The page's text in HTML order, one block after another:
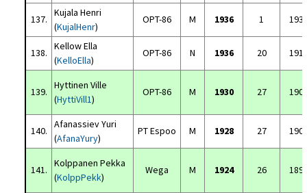
137.
Kujala Henri
(KujalHenr)
OPT-86 M 1936 1
138.
Kellow Ella
(KelloElla)
OPT-86 N 1936 20
139.
Hyttinen Ville
(HyttiVill1)
OPT-86 M 1930 27
140.
Afanassiev Yuri
(AfanaYury)
PT Espoo M 1928 27
141.
Kolppanen Pekka
(KolppPekk)
Wega M 1924 26